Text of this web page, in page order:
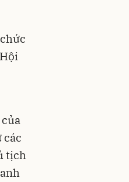
các
tịch